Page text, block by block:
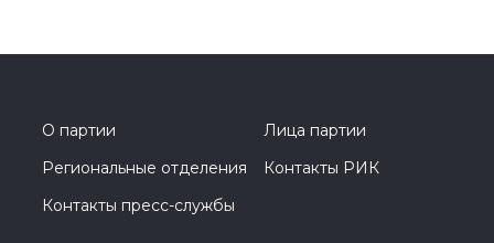
О партии
Лица партии
Региональные отделения
Контакты РИК
Контакты пресс-службы